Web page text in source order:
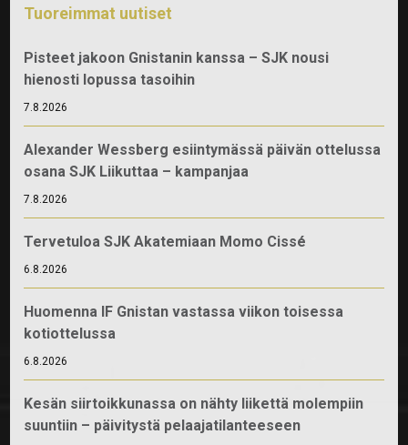
Tuoreimmat uutiset
Pisteet jakoon Gnistanin kanssa – SJK nousi
hienosti lopussa tasoihin
7.8.2026
Alexander Wessberg esiintymässä päivän ottelussa
osana SJK Liikuttaa – kampanjaa
7.8.2026
Tervetuloa SJK Akatemiaan Momo Cissé
6.8.2026
Huomenna IF Gnistan vastassa viikon toisessa
kotiottelussa
6.8.2026
Kesän siirtoikkunassa on nähty liikettä molempiin
suuntiin – päivitystä pelaajatilanteeseen